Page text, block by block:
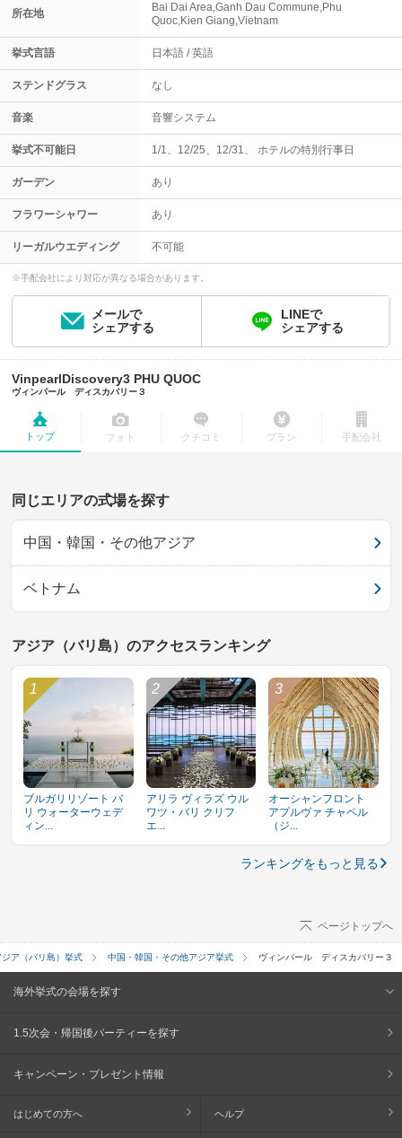
所在地
Bai Dai Area,Ganh Dau Commune,Phu
Quoc,Kien Giang,Vietnam
挙式言語 日本語 英語
ステンドグラス なし
音楽 音響システム
挙式不可能日 1/1、12/25、12/31、 ホテルの特別行事日
ガーデン あり
フラワーシャワー あり
リーガルウエディング 不可能
※手配会社により対応が異なる場合があります。
メールで
シェアする
LINEで
シェアする
VinpearlDiscovery3 PHU QUOC
ヴィンパール ディスカバリー３
トップ フォト クチコミ プラン 手配会社
同じエリアの式場を探す
中国・韓国・その他アジア
ベトナム
アジア（バリ島）のアクセスランキング
ブルガリリゾート バ
リ ウォーターウェデ
ィン...
アリラ ヴィラズ ウル
ワツ・バリ クリフ
エ...
オーシャンフロント
アプルヴァ チャペル
（ジ...
ランキングをもっと見る
ページトップへ
ジア（バリ島）挙式 中国・韓国・その他アジア挙式 ヴィンパール ディスカバリー３
海外挙式の会場を探す
1.5次会・帰国後パーティーを探す
キャンペーン・プレゼント情報
はじめての方へ ヘルプ